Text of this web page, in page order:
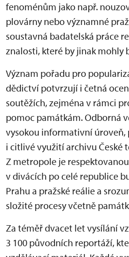
fenoménům jako např.
plovárny nebo významné
soustavná badatelská práce
znalosti, které by jinak mohly
Význam pořadu pro
dědictví potvrzují i četná
soutěžích, zejména v rámci
pomoc památkám. Odborná
vysokou informativní úroveň,
i citlivé využití archivu České
Z metropole je
v divácích po celé republice
Prahu a pražské reálie a
složité procesy včetně
Za téměř dvacet let vysílání
3 100 původních reportáží,